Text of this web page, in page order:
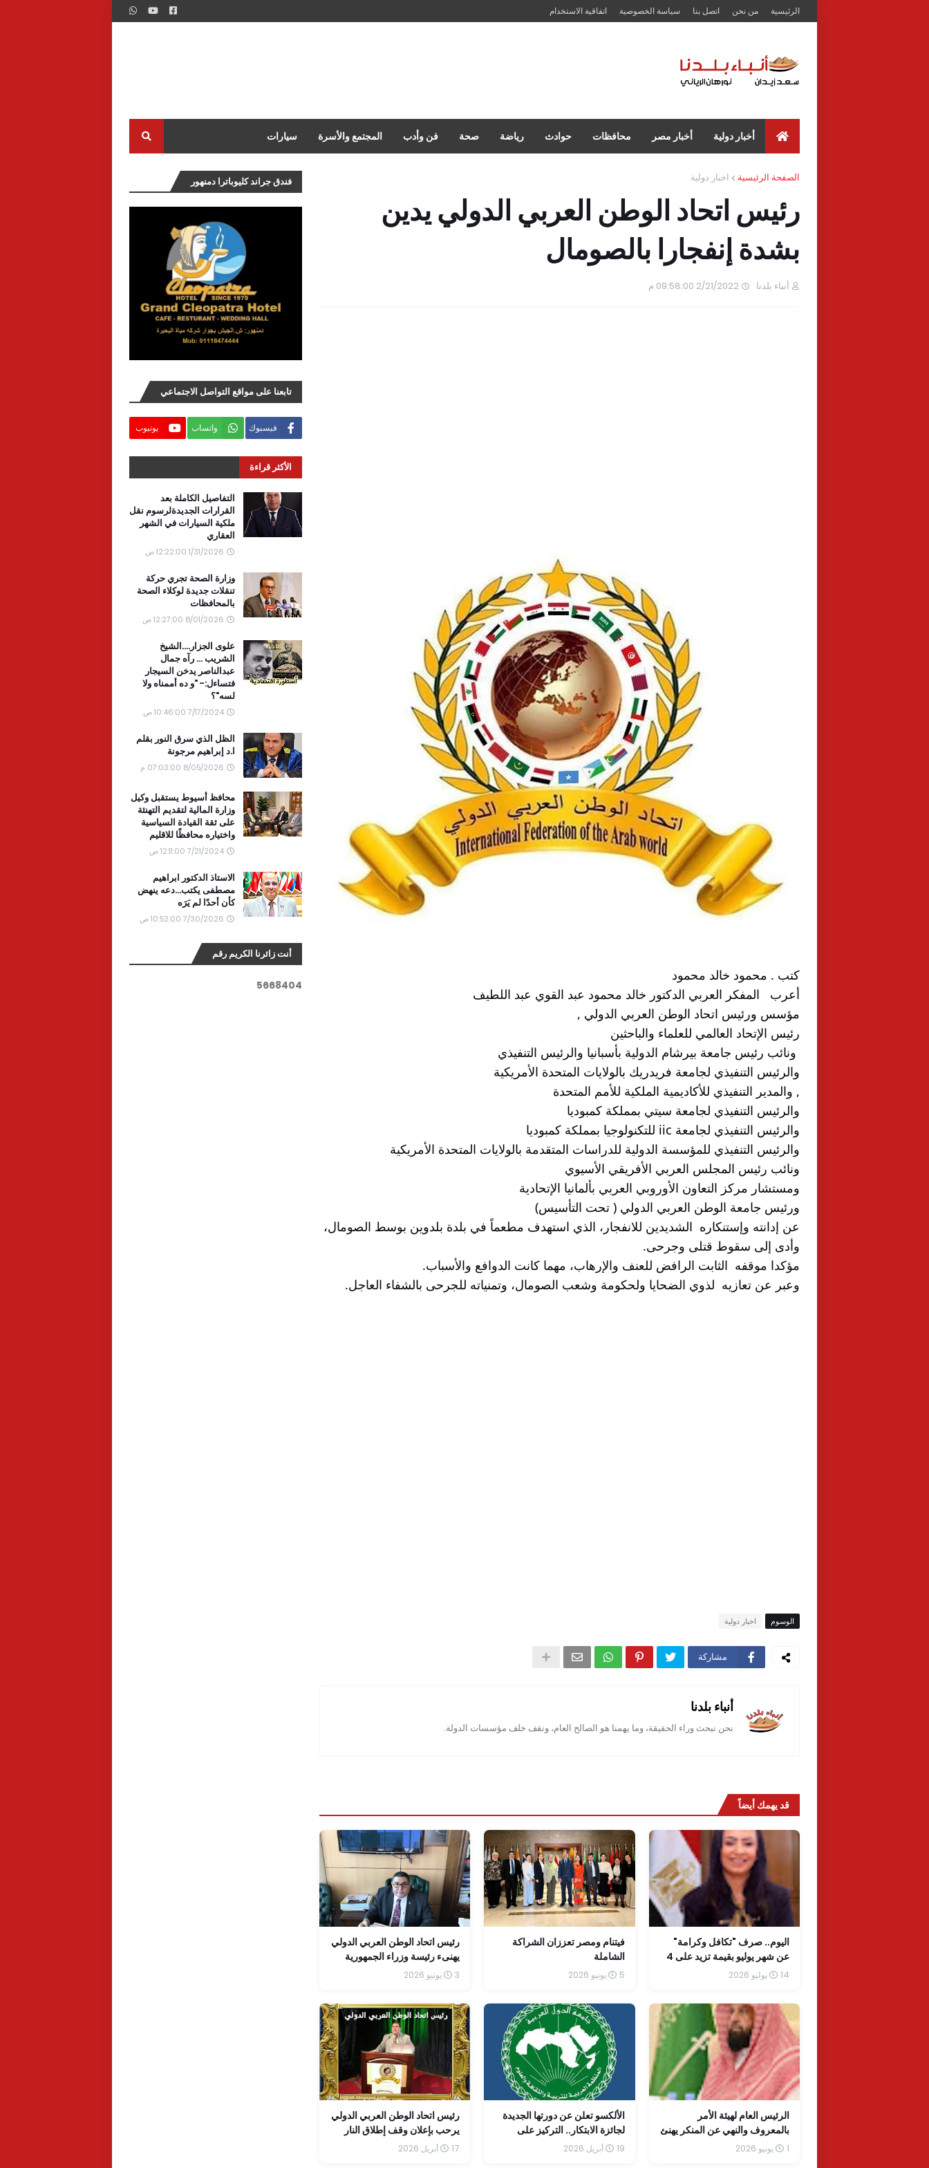
الرئيسية من نحن اتصل بنا سياسة الخصوصية اتفاقية الاستخدام
أخبار دولية أخبار مصر محافظات حوادث رياضة صحة فن وأدب المجتمع والأسرة سيارات
الصفحة الرئيسية اخبار دولية
رئيس اتحاد الوطن العربي الدولي يدين
بشدة إنفجارا بالصومال
أنباء بلدنا 2/21/2022 09:58:00 م
كتب . محمود خالد محمود
أعرب   المفكر العربي الدكتور خالد محمود عبد القوي عبد اللطيف
مؤسس ورئيس اتحاد الوطن العربي الدولي ,
رئيس الإتحاد العالمي للعلماء والباحثين
والرئيس التنفيذي لجامعة فريدريك بالولايات المتحدة الأمريكية
, والمدير التنفيذي للأكاديمية الملكية للأمم المتحدة
والرئيس التنفيذي لجامعة سيتي بمملكة كمبوديا
والرئيس التنفيذي لجامعة iic للتكنولوجيا بمملكة كمبوديا
والرئيس التنفيذي للمؤسسة الدولية للدراسات المتقدمة بالولايات المتحدة الأمريكية
ونائب رئيس المجلس العربي الأفريقي الأسيوي
ومستشار مركز التعاون الأوروبي العربي بألمانيا الإتحادية
ورئيس جامعة الوطن العربي الدولي ( تحت التأسيس)
وأدى إلى سقوط قتلى وجرحى.
مؤكدا موقفه  الثابت الرافض للعنف والإرهاب، مهما كانت الدوافع والأسباب.
وعبر عن تعازيه  لذوي الضحايا ولحكومة وشعب الصومال، وتمنياته للجرحى بالشفاء العاجل.
الوسوم اخبار دولية
مشاركة
أنباء بلدنا
نحن نبحث وراء الحقيقة، وما يهمنا هو الصالح العام، ونقف خلف مؤسسات الدولة.
قد يهمك أيضاً
اليوم.. صرف "تكافل وكرامة"
عن شهر يوليو بقيمة تزيد على 4
مليارات جنيه
14 يوليو 2026
فيتنام ومصر تعززان الشراكة
الشاملة
5 يونيو 2026
رئيس اتحاد الوطن العربي الدولي
يهنىء رئيسة وزراء الجمهورية
الإيطالية بذكرى يوم الجمهورية
3 يونيو 2026
الرئيس العام لهيئة الأمر
بالمعروف والنهي عن المنكر يهنئ
القيادة الرشيدة بمناسبة نجاح1 يونيو 2026
الألكسو تعلن عن دورتها الجديدة
لجائزة الابتكار.. التركيز على
"اليقظة الصحية وجودة الهواء"
19 أبريل 2026
رئيس اتحاد الوطن العربي الدولي
يرحب بإعلان وقف إطلاق النار
في لبنان
17 أبريل 2026
فندق جراند كليوباترا دمنهور
تابعنا على مواقع التواصل الاجتماعي
فيسبوك واتساب يوتيوب
الأكثر قراءة
التفاصيل الكاملة بعد
القرارات الجديدةلرسوم نقل
ملكية السيارات في الشهر
العقاري
1/31/2026 12:22:00 ص
وزارة الصحة تجري حركة
تنقلات جديدة لوكلاء الصحة
بالمحافظات
8/01/2026 12:27:00 ص
علوى الجزار....الشيخ
الشريب ... رآه جمال
عبدالناصر يدخن السيجار
فتساءل:- "و ده أممناه ولا
لسه"؟
7/17/2024 10:46:00 ص
الظل الذي سرق النور بقلم
ا.د إبراهيم مرجونة
8/05/2026 07:03:00 م
محافظ أسيوط يستقبل وكيل
وزارة المالية لتقديم التهنئة
على ثقة القيادة السياسية
واختياره محافظًا للاقليم
7/21/2024 12:11:00 ص
الاستاذ الدكتور ابراهيم
مصطفى يكتب...دعه ينهض
كأن أحدًا لم يَرَه
7/30/2026 10:52:00 ص
أنت زائرنا الكريم رقم
5668404